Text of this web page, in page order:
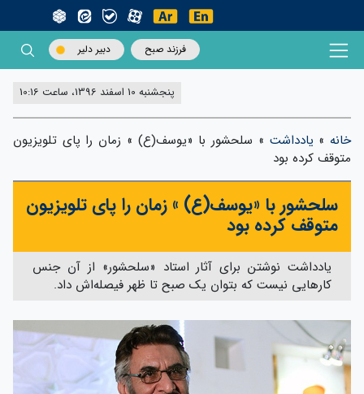
فرزند صبح دبیر دلیر
پنجشنبه 10 اسفند 1396، ساعت 10:16
خانه» یادداشت » سلحشور با «یوسف(ع) » زمان را پای تلویزیون
متوقف کرده بود
سلحشور با «یوسف(ع) » زمان را پای تلویزیون
متوقف کرده بود
يادداشت نوشتن براي آثار استاد «سلحشور» از آن جنس
كارهايي نيست كه بتوان يك صبح تا ظهر فيصله‌اش داد.